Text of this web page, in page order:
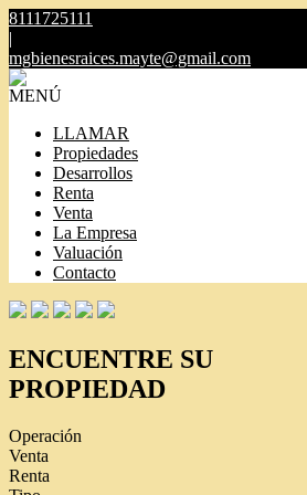
8111725111
|
mgbienesraices.mayte@gmail.com
MENÚ
LLAMAR
Propiedades
Desarrollos
Renta
Venta
La Empresa
Valuación
Contacto
ENCUENTRE SU
PROPIEDAD
Operación
Venta
Renta